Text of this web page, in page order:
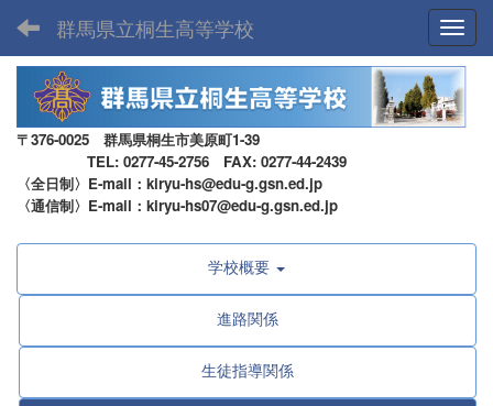
群馬県立桐生高等学校
〒376-0025 群馬県桐生市美原町1-39
TEL: 0277-45-2756 FAX: 0277-44-2439
〈全日制〉E-mail：kiryu-hs@edu-g.gsn.ed.jp
〈通信制〉E-mail：kiryu-hs07@edu-g.gsn.ed.jp
学校概要
進路関係
生徒指導関係